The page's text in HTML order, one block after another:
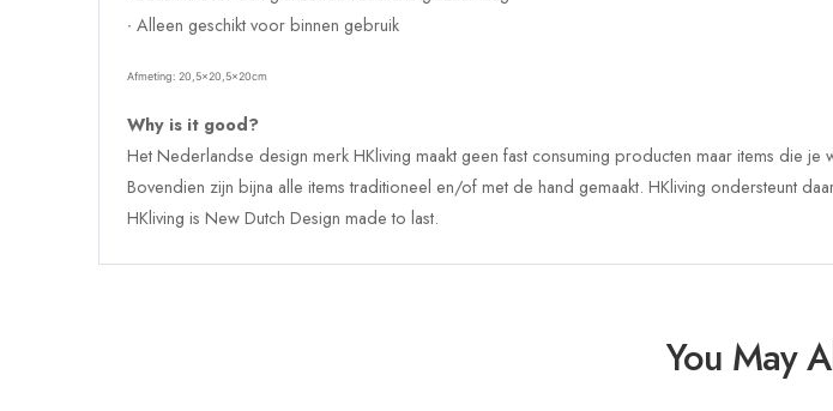
∙ Alleen geschikt voor binnen gebruik
Afmeting: 20,5x20,5x20cm
Why is it good?
Het Nederlandse design merk HKliving maakt geen fast consuming producten maar items die
Bovendien zijn bijna alle items traditioneel en/of met de hand gemaakt. HKliving ondersteunt
HKliving is New Dutch Design made to last.
You May